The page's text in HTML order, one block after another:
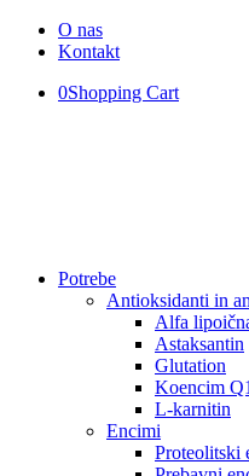
O nas
Kontakt
0Shopping Cart
Potrebe
Antioksidanti in
Alfa
Astaksantin
Glutation
Koencim
L-karnitin
Encimi
Proteolitski